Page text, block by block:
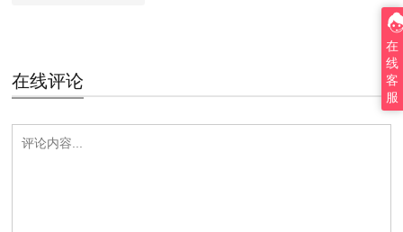
在线评论
在
线
客
服